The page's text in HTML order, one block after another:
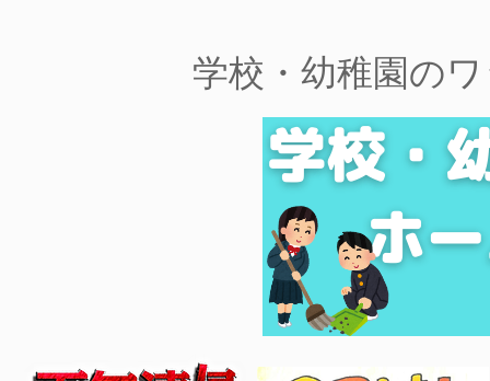
学校・幼稚園の